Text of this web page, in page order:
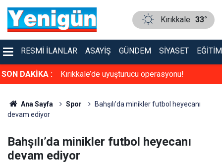
Kırıkkale 33°
RESMI İLANLAR ASAYIŞ GÜNDEM SIYASET EĞITIM
SON DAKİKA :
sinema keyfi Kırıkkale’de uyuşturucu operasyonu!
Ana Sayfa Spor
Bahşılı’da minikler futbol heyecanı
devam ediyor
Bahşılı’da minikler futbol heyecanı
devam ediyor